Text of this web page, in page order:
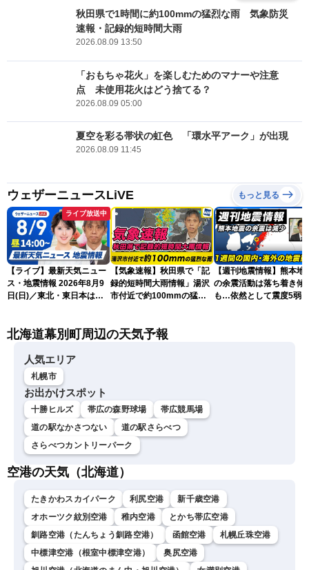
秋田県で1時間に約100mmの猛烈な雨 気象防災
速報・記録的短時間大雨
2026.08.09 13:50
「おもちゃ花火」を楽しむためのマナーや注意
点 未使用花火はどう捨てる？
2026.08.09 05:00
夏空を彩る帯状の虹色 「環水平アーク」が出現
2026.08.09 11:45
ウェザーニュースLiVE もっと見る
ライブ放送中
【ライブ】最新天気ニュー
ス・地震情報 2026年8月9
日(日)／東北・東日本は急
小川千奈／芳野達郎〉
【気象速報】秋田県で「記
録的短時間大雨情報」湯沢
市付近で約100mmの猛烈
【週刊地震情報】熊本地
の余震活動は落ち着き傾
も…依然として震度5弱警
北海道幕別町周辺の天気予報
人気エリア
札幌市
お出かけスポット
十勝ヒルズ 帯広の森野球場
帯広競馬場
道の駅なかさつない
道の駅さらべつ
さらべつカントリーパーク
空港の天気（北海道）
たきかわスカイパーク 利尻空港
新千歳空港
オホーツク紋別空港
稚内空港
とかち帯広空港
釧路空港（たんちょう釧路空港）
函館空港
札幌丘珠空港
中標津空港（根室中標津空港）
奥尻空港